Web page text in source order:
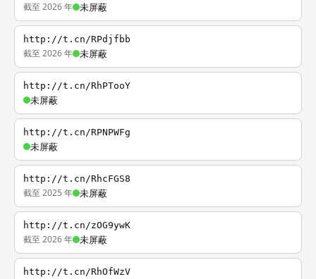
截至 2026 年 未屏蔽
http://t.cn/RPdjfbb
截至 2026 年 未屏蔽
http://t.cn/RhPTooY
未屏蔽
http://t.cn/RPNPWFg
未屏蔽
http://t.cn/RhcFGS8
截至 2025 年 未屏蔽
http://t.cn/zOG9ywK
截至 2026 年 未屏蔽
http://t.cn/RhOfWzV